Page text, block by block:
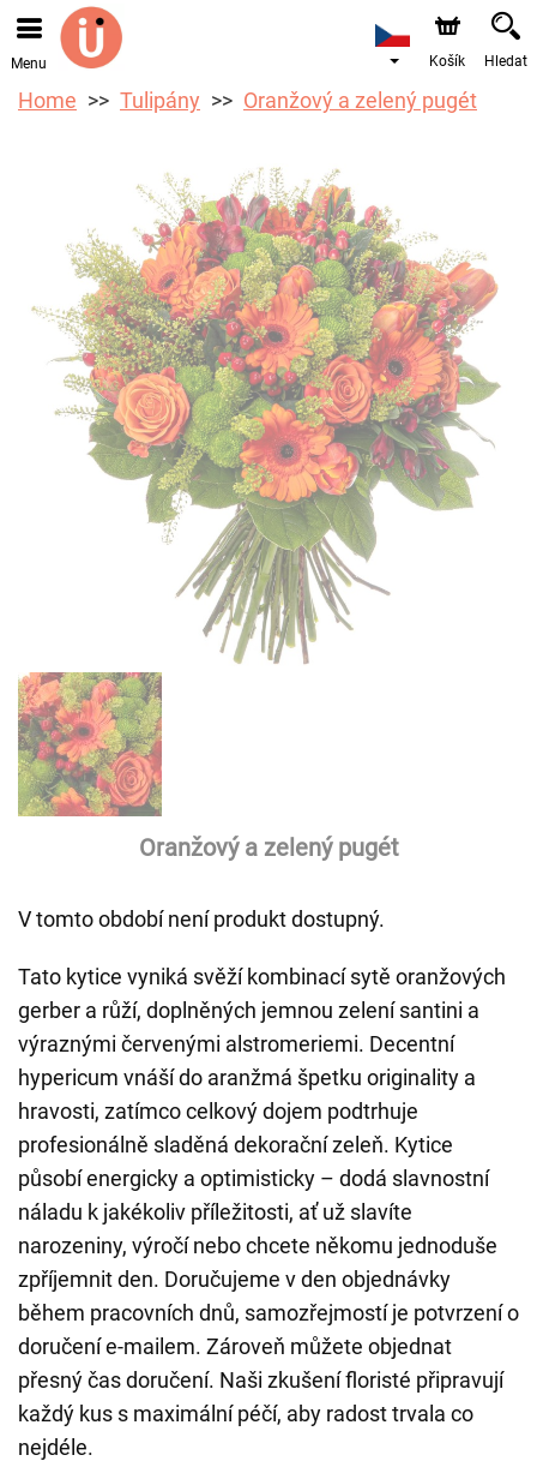
Objednávky přes e-shop přijímáme. Nejbližší možné
doručení je od 10.8.2026 z důvodu dovolené.
Menu Košík Hledat
Home Tulipány Oranžový a zelený pugét
Oranžový a zelený pugét
V tomto období není produkt dostupný.
Tato kytice vyniká svěží kombinací sytě oranžových
gerber a růží, doplněných jemnou zelení santini a
výraznými červenými alstromeriemi. Decentní
hypericum vnáší do aranžmá špetku originality a
hravosti, zatímco celkový dojem podtrhuje
profesionálně sladěná dekorační zeleň. Kytice
působí energicky a optimisticky – dodá slavnostní
náladu k jakékoliv příležitosti, ať už slavíte
narozeniny, výročí nebo chcete někomu jednoduše
zpříjemnit den. Doručujeme v den objednávky
během pracovních dnů, samozřejmostí je potvrzení o
doručení e-mailem. Zároveň můžete objednat
přesný čas doručení. Naši zkušení floristé připravují
každý kus s maximální péčí, aby radost trvala co
nejdéle.